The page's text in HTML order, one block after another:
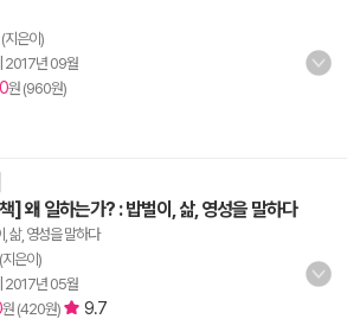
(지은이)
2017년 09월
원 (960원)
] 왜 일하는가? : 밥벌이, 삶, 영성을 말하다
, 삶, 영성을 말하다
은이)
2017년 05월
원 (420원) 9.7